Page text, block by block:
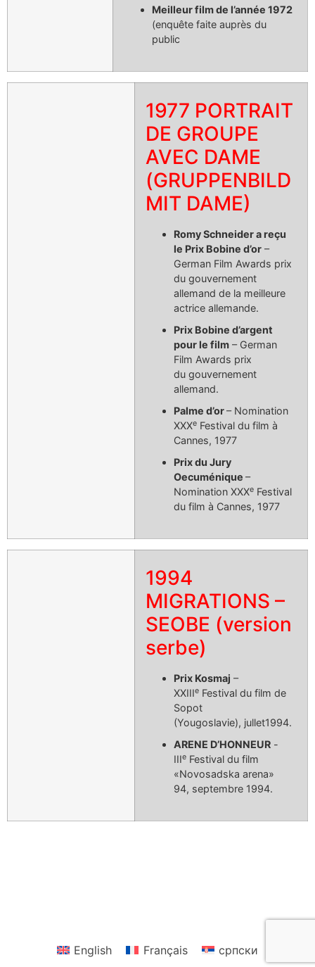
Meilleur film de l’année 1972
(enquête faite auprès du
public
1977 PORTRAIT
DE GROUPE
AVEC DAME
(GRUPPENBILD
MIT DAME)
Romy Schneider a reçu
le Prix Bobine d’or –
German Film Awards prix
du gouvernement
allemand de la meilleure
actrice allemande.
Prix Bobine d’argent
pour le film – German
Film Awards prix
du gouvernement
allemand.
Palme d’or– Nomination
XXXe Festival du film à
Cannes, 1977
Prix du Jury
Oecuménique –
Nomination XXXe Festival
du film à Cannes, 1977
1994
MIGRATIONS –
SEOBE (version
serbe)
Prix Kosmaj –
XXIIIe Festival du film de
Sopot
(Yougoslavie), jullet1994.
ARENE D’HONNEUR -
IIIe Festival du film
«Novosadska arena»
94, septembre 1994.
English Français српски